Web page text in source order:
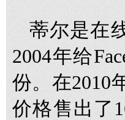
蒂尔是在
2004年给
份。在2010
价格售出了